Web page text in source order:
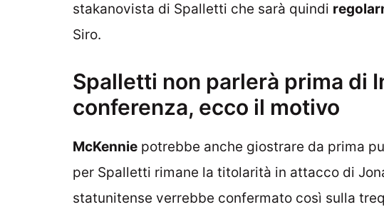
stakanovista di Spalletti che sarà quindi
Siro.
Spalletti non parlerà prima di
conferenza, ecco il motivo
McKennie potrebbe anche giostrare da prima
per Spalletti rimane la titolarità in attacco di
statunitense verrebbe confermato così sulla